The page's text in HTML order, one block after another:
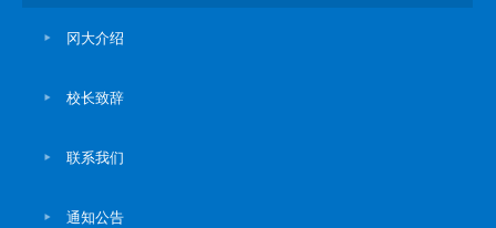
冈大介绍
校长致辞
联系我们
通知公告